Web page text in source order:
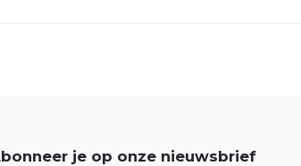
je op onze nieuwsbrief